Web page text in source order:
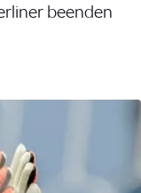
beenden